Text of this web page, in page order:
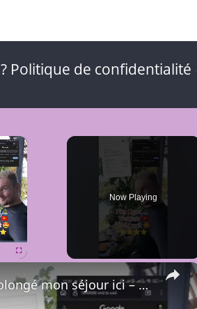
? Politique de confidentialité
×
Now Playing
×
J’ai prolongé mon séjour ici – Tom Hill Resort & Spa à Phu Quoc 🏝️